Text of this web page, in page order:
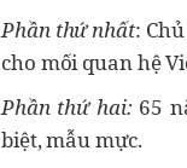
Phần thứ nhất:
cho mối quan hệ
Phần thứ hai:65
biệt, mẫu mực.